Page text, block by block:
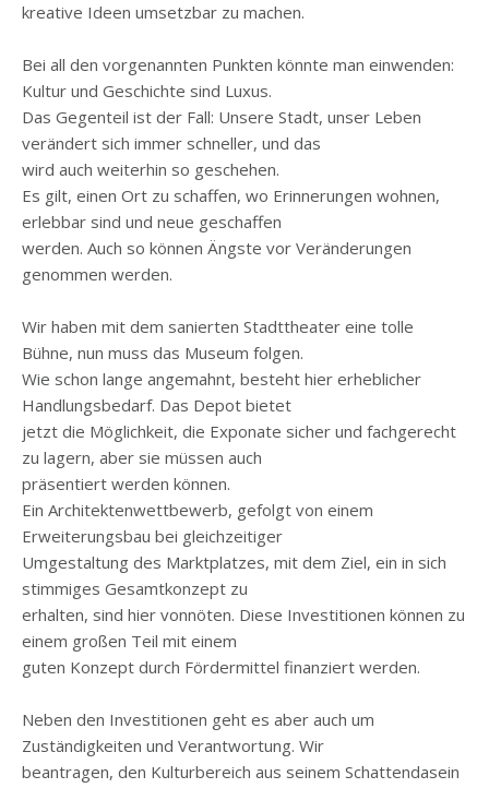
kreative Ideen umsetzbar zu machen.
Bei all den vorgenannten Punkten könnte man einwenden:
Kultur und Geschichte sind Luxus.
Das Gegenteil ist der Fall: Unsere Stadt, unser Leben
verändert sich immer schneller, und das
wird auch weiterhin so geschehen.
Es gilt, einen Ort zu schaffen, wo Erinnerungen wohnen,
erlebbar sind und neue geschaffen
werden. Auch so können Ängste vor Veränderungen
genommen werden.
Wir haben mit dem sanierten Stadttheater eine tolle
Bühne, nun muss das Museum folgen.
Wie schon lange angemahnt, besteht hier erheblicher
Handlungsbedarf. Das Depot bietet
jetzt die Möglichkeit, die Exponate sicher und fachgerecht
zu lagern, aber sie müssen auch
präsentiert werden können.
Ein Architektenwettbewerb, gefolgt von einem
Erweiterungsbau bei gleichzeitiger
Umgestaltung des Marktplatzes, mit dem Ziel, ein in sich
stimmiges Gesamtkonzept zu
erhalten, sind hier vonnöten. Diese Investitionen können zu
einem großen Teil mit einem
guten Konzept durch Fördermittel finanziert werden.
Neben den Investitionen geht es aber auch um
Zuständigkeiten und Verantwortung. Wir
beantragen, den Kulturbereich aus seinem Schattendasein